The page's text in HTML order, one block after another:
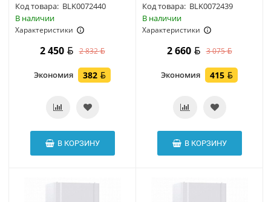
Код товара: BLK0072440
В наличии
Характеристики
2 450 2 832
Экономия 382
В КОРЗИНУ
Код товара: BLK0072439
В наличии
Характеристики
2 660 3 075
Экономия 415
В КОРЗИНУ